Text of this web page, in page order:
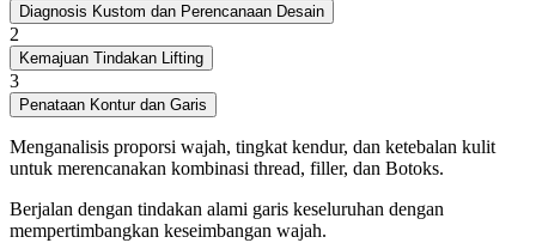
Diagnosis Kustom dan Perencanaan Desain
2
Kemajuan Tindakan Lifting
3
Penataan Kontur dan Garis
Menganalisis proporsi wajah, tingkat kendur, dan ketebalan kulit
untuk merencanakan kombinasi thread, filler, dan Botoks.
Berjalan dengan tindakan alami garis keseluruhan dengan
mempertimbangkan keseimbangan wajah.